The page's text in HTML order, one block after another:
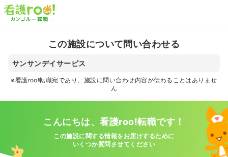
この施設について問い合わせる
サンサンデイサービス
※看護roo!転職宛であり、施設に問い合わせ内容が伝わることはありませ
ん
こんにちは、看護roo!転職です！
この施設に関する情報をお届けするために
いくつか質問させてください